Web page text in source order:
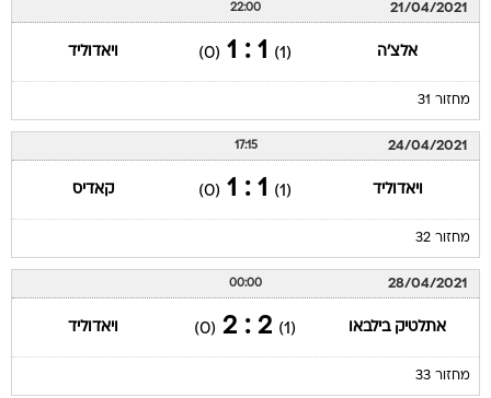
21/04/2021
22:00
אלצ'ה (1)
1 : 1
(0) ויאדוליד
מחזור 31
24/04/2021
17:15
ויאדוליד (1)
1 : 1
(0) קאדיס
מחזור 32
28/04/2021
00:00
אתלטיק בילבאו (1)
2 : 2
(0) ויאדוליד
מחזור 33